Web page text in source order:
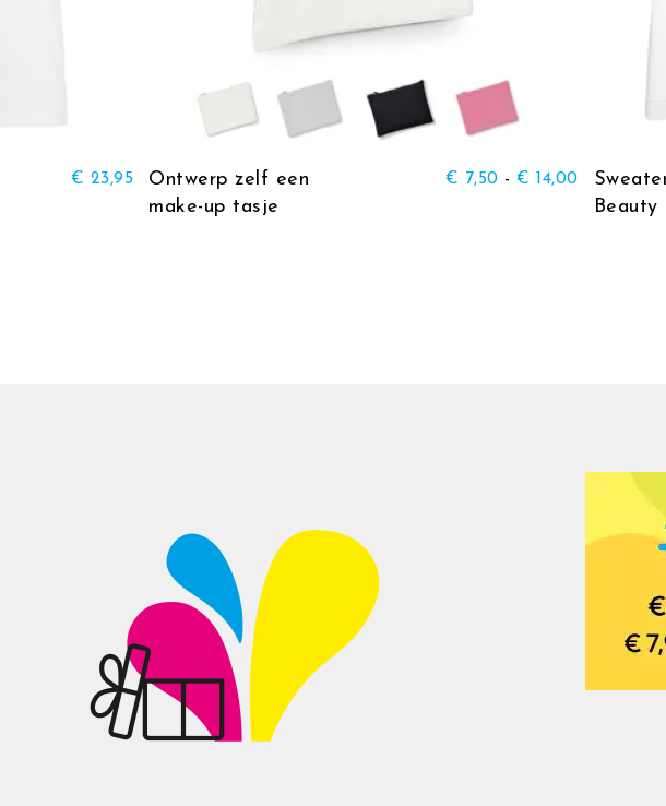
€ 23,95
Dit product heeft meerdere variaties. Deze optie kan gekozen worden op de productpagina
Ontwerp zelf een
make-up tasje
€ 7,50 - € 14,00
Dit product heeft meerdere
Beauty